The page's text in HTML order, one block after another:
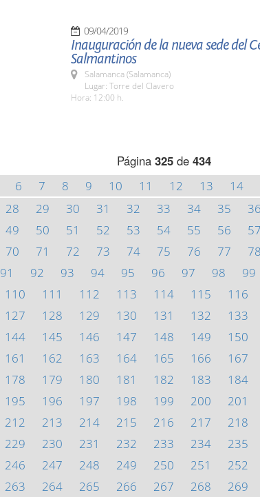
09/04/2019
Inauguración de la nueva sede del
Salmantinos
Salamanca (Salamanca)
Lugar: Torre del Clavero
Hora: 12:00 h.
Página 325de 434
6 7 8 9 10 11 12 13 14
28 29 30 31 32 33 34 35 36
49 50 51 52 53 54 55 56 57
70 71 72 73 74 75 76 77 78
91 92 93 94 95 96 97 98 99
110 111 112 113 114 115 116
127 128 129 130 131 132 133
144 145 146 147 148 149 150
161 162 163 164 165 166 167
178 179 180 181 182 183 184
195 196 197 198 199 200 201
212 213 214 215 216 217 218
229 230 231 232 233 234 235
246 247 248 249 250 251 252
263 264 265 266 267 268 269